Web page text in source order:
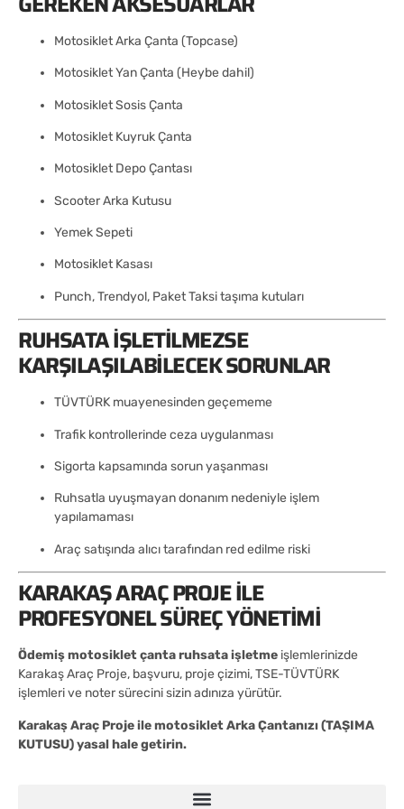
Motosiklet Arka Çanta (Topcase)
Motosiklet Yan Çanta (Heybe dahil)
Motosiklet Sosis Çanta
Motosiklet Kuyruk Çanta
Motosiklet Depo Çantası
Scooter Arka Kutusu
Yemek Sepeti
Motosiklet Kasası
Punch, Trendyol, Paket Taksi taşıma kutuları
RUHSATA İŞLETILMEZSE
KARŞILAŞILABILECEK SORUNLAR
TÜVTÜRK muayenesinden geçememe
Trafik kontrollerinde ceza uygulanması
Sigorta kapsamında sorun yaşanması
Ruhsatla uyuşmayan donanım nedeniyle işlem
yapılamaması
Araç satışında alıcı tarafından red edilme riski
KARAKAŞ ARAÇ PROJE ILE
PROFESYONEL SÜREÇ YÖNETIMI
Ödemiş motosiklet çanta ruhsata işletme işlemlerinizde
Karakaş Araç Proje, başvuru, proje çizimi, TSE-TÜVTÜRK
işlemleri ve noter sürecini sizin adınıza yürütür.
Karakaş Araç Proje ile motosiklet Arka Çantanızı (TAŞIMA
KUTUSU) yasal hale getirin.